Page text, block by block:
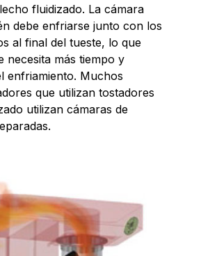
fluidizado. La cámara
debe enfriarse junto con los
al final del tueste, lo que
necesita más tiempo y
enfriamiento. Muchos
que utilizan tostadores
utilizan cámaras de